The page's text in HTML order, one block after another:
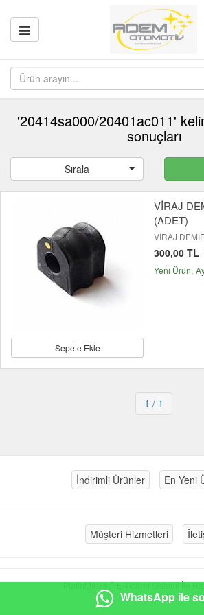
'20414sa000/20401ac011'
sonuçları
Sırala
Sepete Ekle
VİRAJ
(ADET)
VİRAJ
300,00 TL
Yeni Ürün
1 / 1
İndirimli Ürünler En Yeni
Müşteri Hizmetleri
PlatinMarket®E-Ticaret Sistemiİle
WhatsApp ile